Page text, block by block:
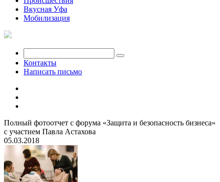
Вкусная Уфа
Мобилизация
Контакты
Написать письмо
Полный фотоотчет с форума «Защита и безопасность бизнеса»
с участием Павла Астахова
05.03.2018